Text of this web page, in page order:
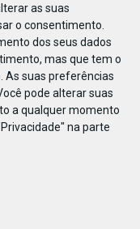
as suas
o consentimento.
dos seus dados
mas que tem o
As suas preferências
pode alterar suas
a qualquer momento
na parte